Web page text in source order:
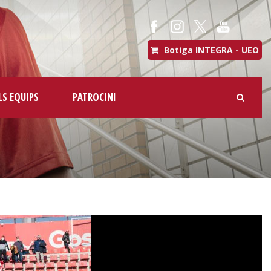
Botiga INTEGRA - UEO
EQUIPS PATROCINI